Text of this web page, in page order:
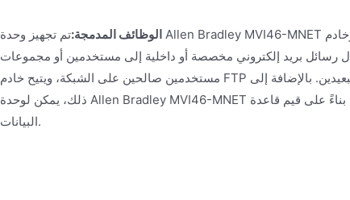
الوظائف المدمجة:تم تجهيز وحدة Allen Bradley MVI46-MNET بعميل بريد إلكتروني مدمج وخادم FTP.
رسائل بريد إلكتروني مخصصة أو داخلية إلى مستخدمين أو مجموعات
مستخدمين صالحين على الشبكة، ويتيح خادم FTP نقل الملفات بين الوحدة والمضيفين البعيدين. بالإضافة إلى
ذلك، يمكن لوحدة Allen Bradley MVI46-MNET تشغيل إنشاء رسائل البريد الإلكتروني بناءً على قيم قاعدة
البيانات.